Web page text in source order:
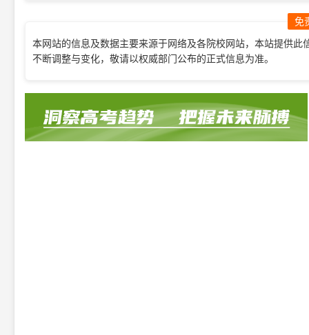
免
本网站的信息及数据主要来源于网络及各院校网站，本站提供
不断调整与变化，敬请以权威部门公布的正式信息为准。